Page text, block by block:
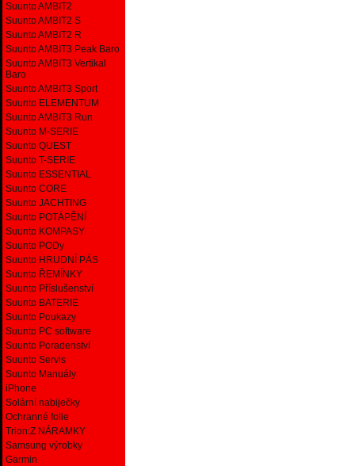
Suunto AMBIT2
Suunto AMBIT2 S
Suunto AMBIT2 R
Suunto AMBIT3 Peak Baro
Suunto AMBIT3 Vertikal
Baro
Suunto AMBIT3 Sport
Suunto ELEMENTUM
Suunto AMBIT3 Run
Suunto M-SERIE
Suunto QUEST
Suunto T-SERIE
Suunto ESSENTIAL
Suunto CORE
Suunto JACHTING
Suunto POTÁPĚNÍ
Suunto KOMPASY
Suunto PODy
Suunto HRUDNÍ PÁS
Suunto ŘEMÍNKY
Suunto Příslušenství
Suunto BATERIE
Suunto Poukazy
Suunto PC software
Suunto Poradenství
Suunto Servis
Suunto Manuály
iPhone
Solární nabiječky
Ochranné folie
Trion:Z NÁRAMKY
Samsung výrobky
Garmin